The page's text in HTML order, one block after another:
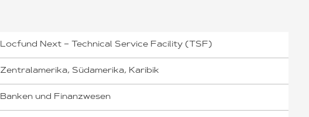
Locfund Next – Technical Service Facility (TSF)
Zentralamerika, Südamerika, Karibik
Banken und Finanzwesen